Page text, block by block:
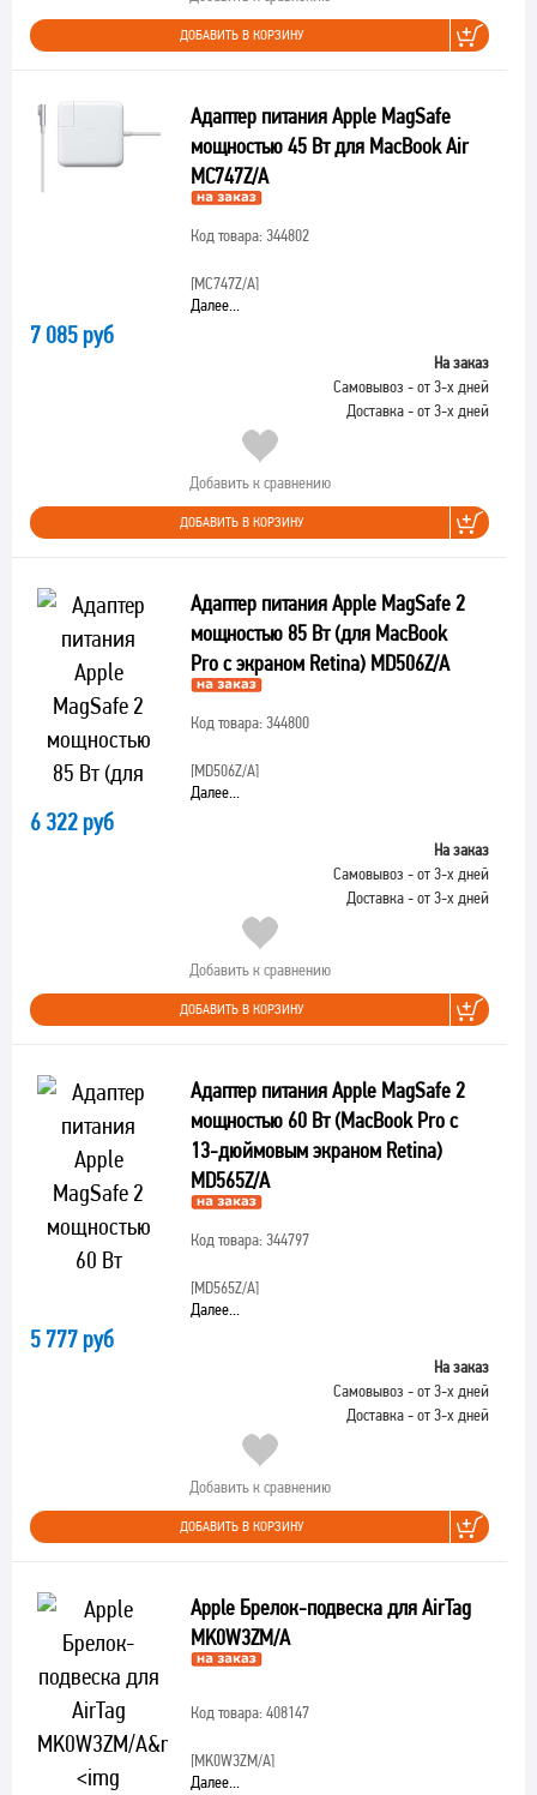
ДОБАВИТЬ В КОРЗИНУ
Адаптер питания Apple MagSafe
мощностью 45 Вт для MacBook Air
MC747Z/A
Код товара: 344802
[MC747Z/A]
Далее...
7 085 руб
На заказ
Самовывоз - от 3-х дней
Доставка - от 3-х дней
Добавить к сравнению
ДОБАВИТЬ В КОРЗИНУ
Адаптер питания Apple MagSafe 2
мощностью 85 Вт (для MacBook
Pro с экраном Retina) MD506Z/A
Код товара: 344800
[MD506Z/A]
Далее...
6 322 руб
На заказ
Самовывоз - от 3-х дней
Доставка - от 3-х дней
Добавить к сравнению
ДОБАВИТЬ В КОРЗИНУ
Адаптер питания Apple MagSafe 2
мощностью 60 Вт (MacBook Pro с
13-дюймовым экраном Retina)
MD565Z/A
Код товара: 344797
[MD565Z/A]
Далее...
5 777 руб
На заказ
Самовывоз - от 3-х дней
Доставка - от 3-х дней
Добавить к сравнению
ДОБАВИТЬ В КОРЗИНУ
Apple Брелок-подвеска для AirTag
MK0W3ZM/A
Код товара: 408147
[MK0W3ZM/A]
Далее...